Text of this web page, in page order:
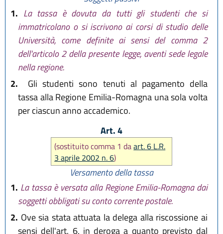
1. La tassa è dovuta da tutti gli studenti che si
immatricolano o si iscrivono ai corsi di studio delle
Università, come definite ai sensi del comma 2
dell'articolo 2 della presente legge, aventi sede legale
nella regione.
2.
Gli studenti sono tenuti al pagamento della
tassa alla Regione Emilia-Romagna una sola volta
per ciascun anno accademico.
Art. 4
(sostituito comma 1 daart. 6 L.R.
3 aprile 2002 n. 6)
Versamento della tassa
1. La tassa è versata alla Regione Emilia-Romagna dai
soggetti obbligati su conto corrente postale.
2. Ove sia stata attuata la delega alla riscossione ai
sensi dell'art. 6, in deroga a quanto previsto dal